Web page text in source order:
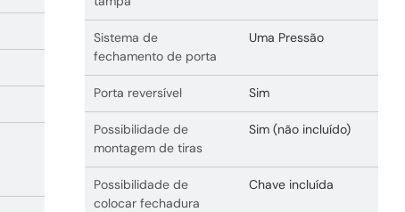
Sistema de
fechamento de porta
Uma Pressão
Porta reversível Sim
Possibilidade de
montagem de tiras
Sim (não incluído)
Possibilidade de
colocar fechadura
Chave incluída